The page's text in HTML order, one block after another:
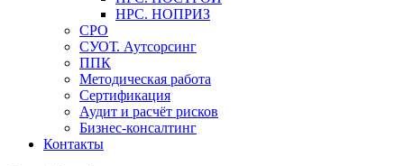
НРС. НОПРИЗ
СРО
СУОТ. Аутсорсинг
ППК
Методическая работа
Сертификация
Аудит и расчёт рисков
Бизнес-консалтинг
Контакты